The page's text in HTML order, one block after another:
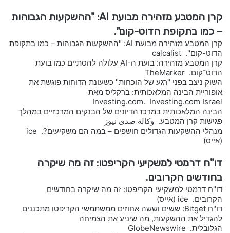
קרן המטבע מזהירה מבועת AI: "ההשקעות הגבוהות
– כמו בתקופת הדוט-קום".
קרן המטבע מזהירה מבועת AI: "ההשקעות הגבוהות – כמו בתקופת
הדוט-קום". calcalist
קרן המטבע מזהירה: בועת ה-AI עלולה להסתיים כמו בועת
הדוט־קום. TheMarker
השוק ניצב בפני "רגע של הוכחות" כשעונת הדוחות פוגשת את
אופוריית הבינה המלאכותית: ברקליס מאת
Investing.com. Investing.com Israel
הבינה המלאכותית במרכז הדיונים של הבנקים המרכזיים במהלך
פגישות קרן המטבע. وكالة صدى نيوز
מנהלי ההשקעות הגדולים חושפים – במה הם משקיעים?. ice
(אייס)
דו"ח דרמטי למשקיעי הקריפטו: זה מה שיקרה
בחודשים הקרובים.
דו"ח דרמטי למשקיעי הקריפטו: זה מה שיקרה בחודשים
הקרובים. ice (אייס)
דו"ח Bitget: ששים וששה אחוזים ממשתמשי הקריפטו מתכננים
להגדיל את ההשקעות, מה שיניע את הצמיחה
הגלובלית. GlobeNewswire